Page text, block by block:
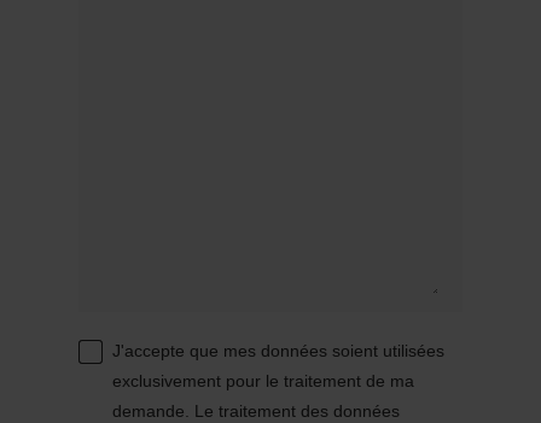
J'accepte que mes données soient utilisées
exclusivement pour le traitement de ma
demande. Le traitement des données